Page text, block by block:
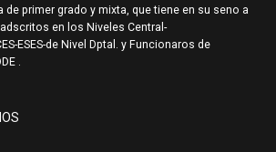
primer grado y mixta, que tiene en su seno a
en los Niveles Central-
ESES-de Nivel Dptal. y Funcionaros de
.